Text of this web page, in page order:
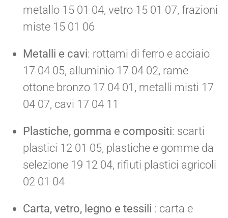
metallo 15 01 04, vetro 15 01 07, frazioni
miste 15 01 06
Metalli e cavi: rottami di ferro e acciaio
17 04 05, alluminio 17 04 02, rame
ottone bronzo 17 04 01, metalli misti 17
04 07, cavi 17 04 11
Plastiche, gomma e compositi: scarti
plastici 12 01 05, plastiche e gomme da
selezione 19 12 04, rifiuti plastici agricoli
02 01 04
Carta, vetro, legno e tessili : carta e